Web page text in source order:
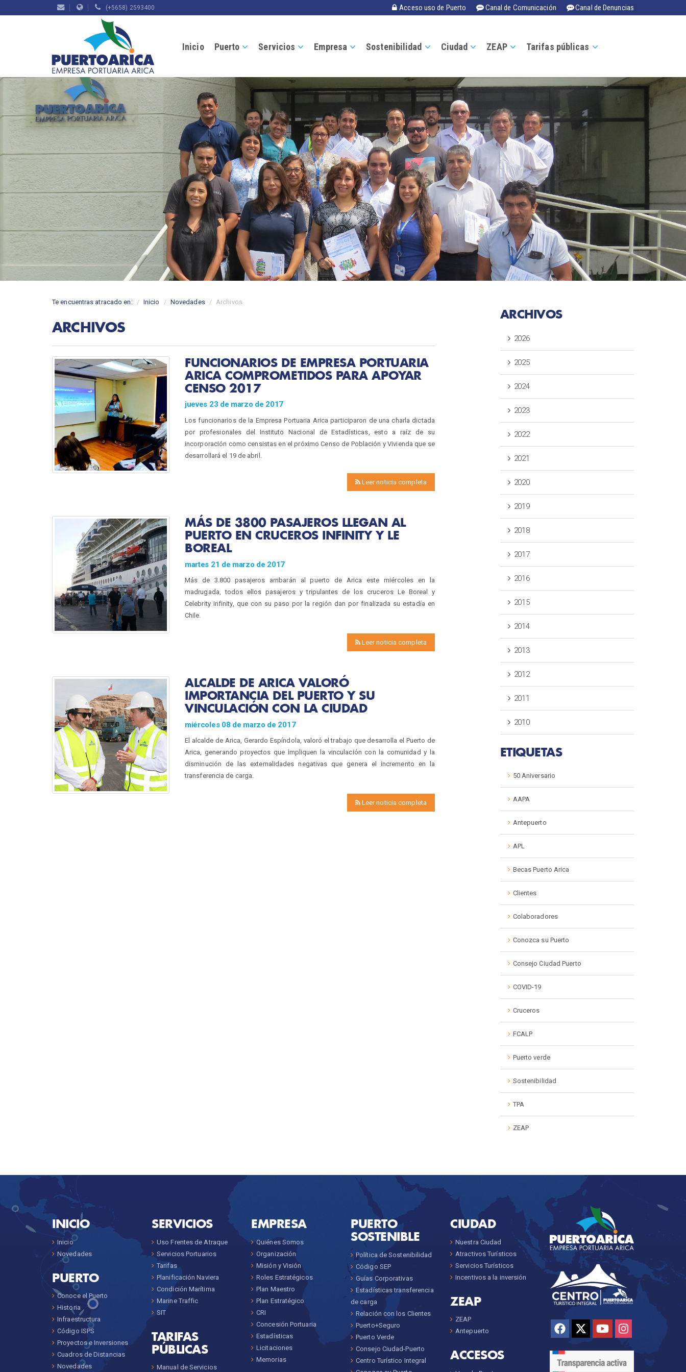
(+5658) 2593400 Acceso uso de Puerto Canal de Comunicación Canal de Denuncias
Inicio Puerto Servicios Empresa Sostenibilidad Ciudad ZEAP Tarifas públicas
Te encuentras atracado en: Inicio Novedades Archivos
ARCHIVOS
FUNCIONARIOS DE EMPRESA PORTUARIA
ARICA COMPROMETIDOS PARA APOYAR
CENSO 2017
jueves 23 de marzo de 2017
Los funcionarios de la Empresa Portuaria Arica participaron de una charla dictada
por profesionales del Instituto Nacional de Estadísticas, esto a raíz de su
incorporación como censistas en el próximo Censo de Población y Vivienda que se
desarrollará el 19 de abril.
Leer noticia completa
MÁS DE 3800 PASAJEROS LLEGAN AL
PUERTO EN CRUCEROS INFINITY Y LE
BOREAL
martes 21 de marzo de 2017
Más de 3.800 pasajeros arribarán al puerto de Arica este miércoles en la
madrugada, todos ellos pasajeros y tripulantes de los cruceros Le Boreal y
Celebrity infinity, que con su paso por la región dan por finalizada su estadía en
Chile.
Leer noticia completa
ALCALDE DE ARICA VALORÓ
IMPORTANCIA DEL PUERTO Y SU
VINCULACIÓN CON LA CIUDAD
miércoles 08 de marzo de 2017
El alcalde de Arica, Gerardo Espíndola, valoró el trabajo que desarrolla el Puerto de
Arica, generando proyectos que impliquen la vinculación con la comunidad y la
disminución de las externalidades negativas que genera el incremento en la
transferencia de carga.
Leer noticia completa
ARCHIVOS
2026
2025
2024
2023
2022
2021
2020
2019
2018
2017
2016
2015
2014
2013
2012
2011
2010
ETIQUETAS
50 Aniversario
AAPA
Antepuerto
APL
Becas Puerto Arica
Clientes
Colaboradores
Conozca su Puerto
Consejo Ciudad Puerto
COVID-19
Cruceros
FCALP
Puerto verde
Sostenibilidad
TPA
ZEAP
INICIO
Inicio
Novedades
PUERTO
Conoce el Puerto
Historia
Infraestructura
Código ISPS
Proyectos e Inversiones
Cuadros de Distancias
Novedades
SERVICIOS
Uso Frentes de Atraque
Servicios Portuarios
Tarifas
Planificación Naviera
Condición Marítima
Marine Traffic
SIT
TARIFAS
PÚBLICAS
Manual de Servicios
EMPRESA
Quiénes Somos
Organización
Misión y Visión
Roles Estratégicos
Plan Maestro
Plan Estratégico
CRI
Concesión Portuaria
Estadísticas
Licitaciones
Memorias
PUERTO
SOSTENIBLE
Política de Sostenibilidad
Código SEP
Guías Corporativas
Estadísticas transferencia
de carga
Relación con los Clientes
Puerto+Seguro
Puerto Verde
Consejo Ciudad-Puerto
Centro Turístico Integral
CIUDAD
Nuestra Ciudad
Atractivos Turísticos
Servicios Turísticos
Incentivos a la inversión
ZEAP
ZEAP
Antepuerto
ACCESOS